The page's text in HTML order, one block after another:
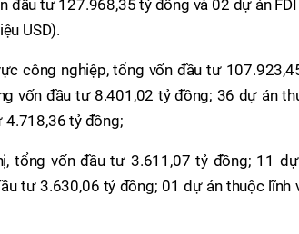
tư 127.968,35 tỷ đồng và 02 dự án FDI
USD).
công nghiệp, tổng vốn đầu tư
vốn đầu tư 8.401,02 tỷ đồng; 36 dự án
4.718,36 tỷ đồng;
tổng vốn đầu tư 3.611,07 tỷ đồng; 11
tư 3.630,06 tỷ đồng; 01 dự án thuộc lĩnh